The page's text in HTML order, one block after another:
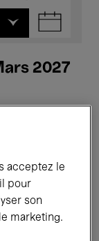
2027
acceptez le
pour
son
marketing.